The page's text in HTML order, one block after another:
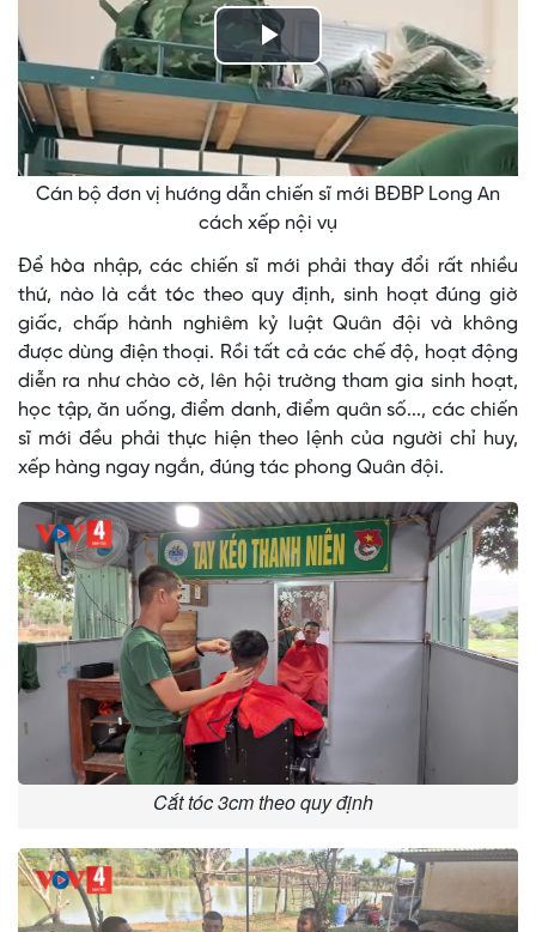
Play
Video
Cán bộ đơn vị hướng dẫn chiến sĩ mới BĐBP Long An
cách xếp nội vụ
Để hòa nhập, các chiến sĩ mới phải thay đổi rất nhiều
thứ, nào là cắt tóc theo quy định, sinh hoạt đúng giờ
giấc, chấp hành nghiêm kỷ luật Quân đội và không
được dùng điện thoại. Rồi tất cả các chế độ, hoạt động
diễn ra như chào cờ, lên hội trường tham gia sinh hoạt,
học tập, ăn uống, điểm danh, điểm quân số..., các chiến
sĩ mới đều phải thực hiện theo lệnh của người chỉ huy,
xếp hàng ngay ngắn, đúng tác phong Quân đội.
Cắt tóc 3cm theo quy định